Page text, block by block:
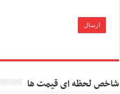
شاخص لحظه ای قیمت ها